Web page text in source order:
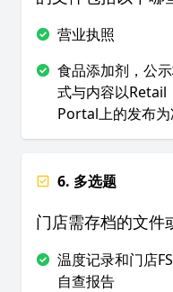
营业执照
食品添加剂，公
式与内容以Retail
Portal上的发布
6. 多选题
门店需存档的文件
温度记录和门店
自查报告